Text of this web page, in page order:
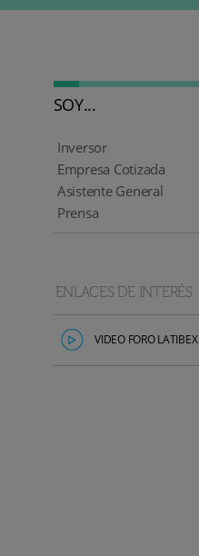
SOY...
Inversor
Empresa Cotizada
Asistente General
Prensa
ENLACES DE INTERÉS
VIDEO FORO LATIBEX